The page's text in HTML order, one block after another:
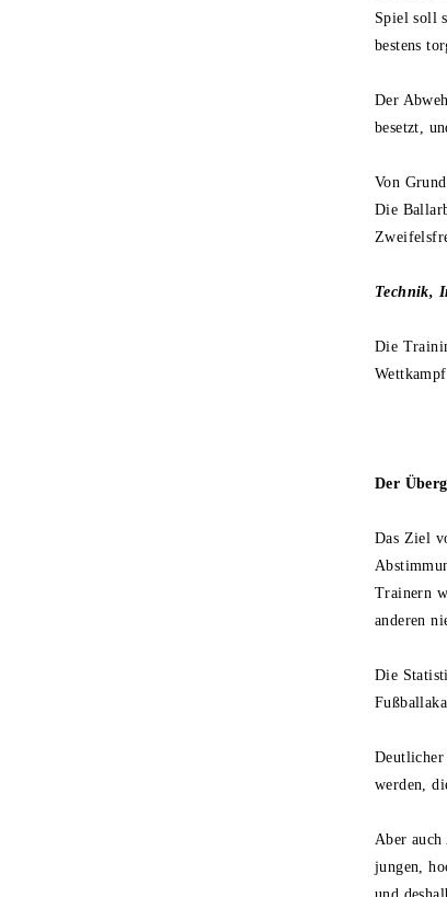
Spiel soll
bestens
Der
besetzt,
Von
Die
Technik,
Die
Der
Das Ziel
Trainern
anderen
Die
Deutlicher
werden,
Aber auch
jungen,